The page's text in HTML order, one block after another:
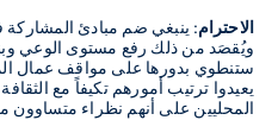
الاحترام:ينبغي ضم مبادئ المشاركة
ويُقصَد من ذلك رفع مستوى الوعي
ستنطوي بدورها على مواقف عمال
يعيدوا ترتيب أمورهم تكيفاً مع
المحليين على أنهم نظراء متساوون